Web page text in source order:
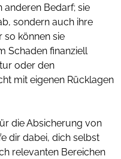
anderen Bedarf; sie
sondern auch ihre
so können sie
Schaden finanziell
oder den
mit eigenen Rücklagen
die Absicherung von
dir dabei, dich selbst
relevanten Bereichen